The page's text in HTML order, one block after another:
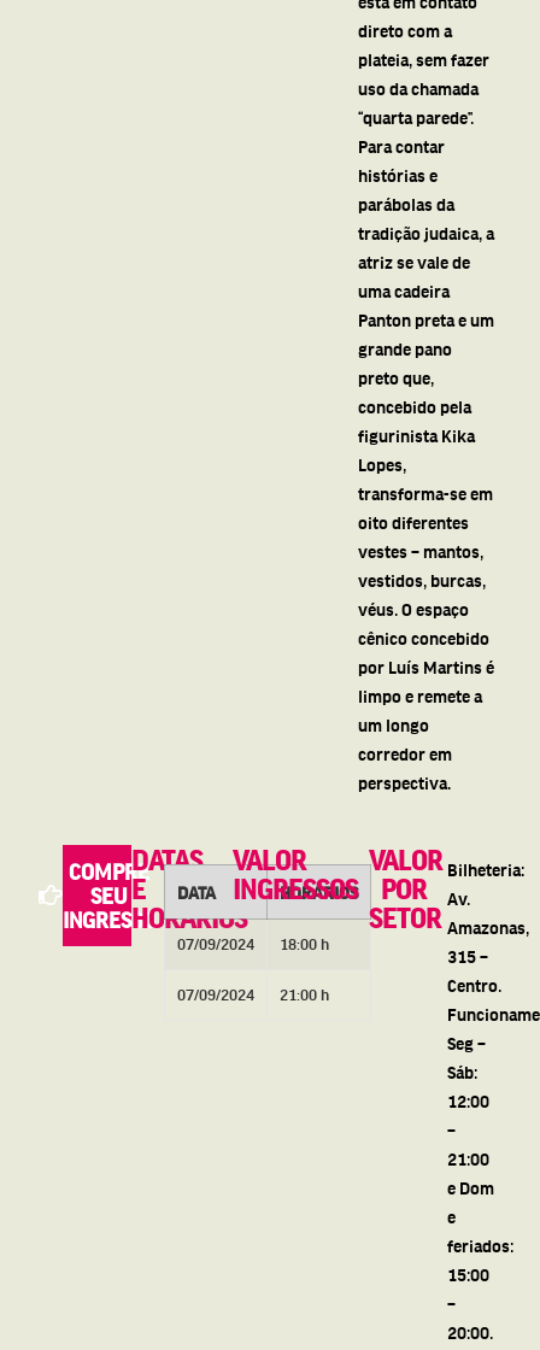
direto com a
plateia, sem fazer
uso da chamada
“quarta parede”.
Para contar
histórias e
parábolas da
tradição judaica, a
atriz se vale de
uma cadeira
Panton preta e um
grande pano
preto que,
concebido pela
figurinista Kika
Lopes,
transforma-se em
oito diferentes
vestes – mantos,
vestidos, burcas,
véus. O espaço
cênico concebido
por Luís Martins é
limpo e remete a
um longo
corredor em
perspectiva.
COMPRE
SEU
INGRESSO
DATAS
E
HORÁRIOS
DATA HORÁRIOS
07/09/2024 18:00 h
07/09/2024 21:00 h
VALOR
INGRESSOS
VALOR
POR
SETOR
Bilheteria:
Av.
Amazonas,
315 –
Centro.
Seg –
Sáb:
12:00
–
21:00
e Dom
e
feriados:
15:00
–
20:00.